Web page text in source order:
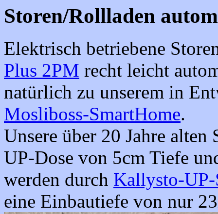
Storen/Rollladen
Elektrisch betriebene
Plus 2PM recht leicht
natürlich zu unserem in
Mosliboss-SmartHome.
Unsere über 20 Jahre
UP-Dose von 5cm Tiefe
werden durch Kallysto-UP-
eine Einbautiefe von nur